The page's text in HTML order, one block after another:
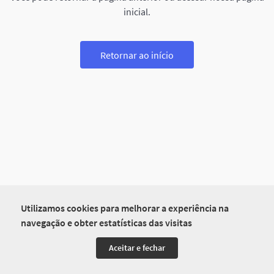
Utilizamos cookies para melhorar a experiência na
navegação e obter estatísticas das visitas
Aceitar e fechar
inicial.
Retornar ao início